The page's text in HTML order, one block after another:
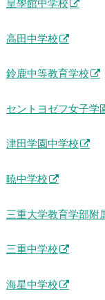
皇學館中学校
高田中学校
鈴鹿中等教育学校
セントヨゼフ女子学
津田学園中学校
暁中学校
三重大学教育学部附
三重中学校
海星中学校